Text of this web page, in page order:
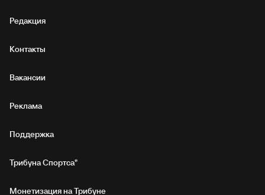
Редакция
Контакты
Вакансии
Реклама
Поддержка
Трибуна Спортса"
Монетизация на Трибуне